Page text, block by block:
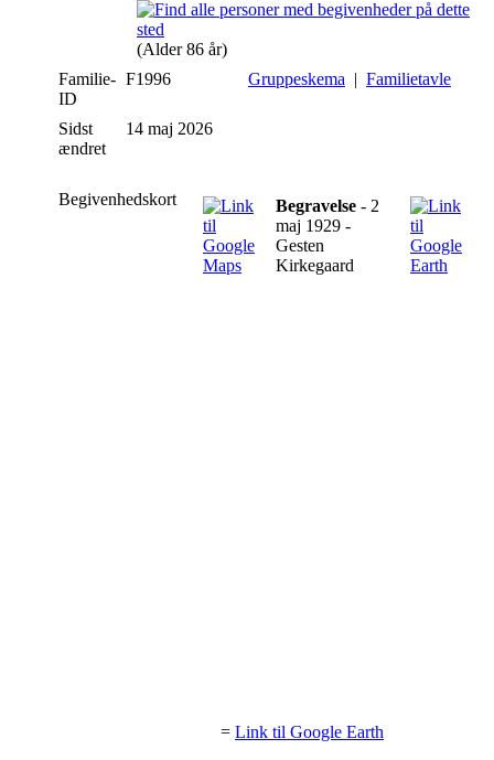
(Alder 86 år)
Familie-
ID
F1996 Gruppeskema | Familietavle
Sidst
ændret
14 maj 2026
Begivenhedskort Begravelse - 2
maj 1929 -
Gesten
Kirkegaard
= Link til Google Earth